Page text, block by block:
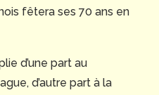
fêtera ses 70 ans en
d’une part au
d’autre part à la